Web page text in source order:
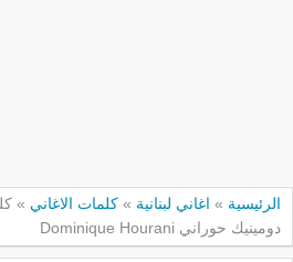
الرئيسية » اغاني لبنانية » كلمات الاغاني »
دومينيك حوراني Dominique Hourani